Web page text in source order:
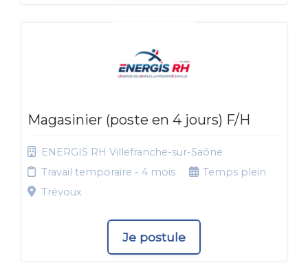
Magasinier (poste en 4 jours) F/H
ENERGIS RH Villefranche-sur-Saône
Travail temporaire - 4 mois
Temps plein
Trévoux
Je postule